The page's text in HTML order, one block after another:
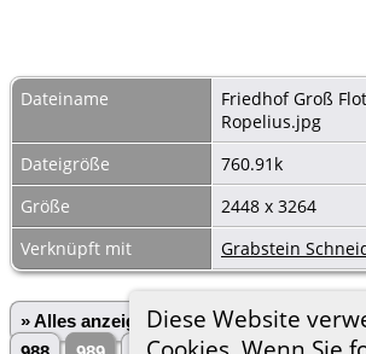
Diese Website
Dateiname
Friedhof Groß
Ropelius.jpg
Dateigröße
760.91k
Größe
2448 x 3264
Verknüpft mit
Grabstein
» Alles anzeigen «Zurück «1 ...